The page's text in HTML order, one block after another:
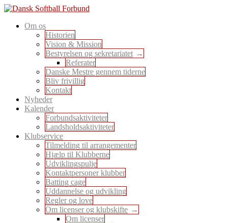
Skip
content
Dansk Softball Forbund
En sport for alle
Om os
Historien
Vision & Mission
Bestyrelsen og sekretariatet
Referater
Danske Mestre gennem tiderne
Bliv frivillig
Kontakt
Nyheder
Kalender
Forbundsaktiviteter
Landsholdsaktiviteter
Klubservice
Tilmelding til arrangementer
Hjælp til Klubberne
Udviklingspulje
Kontaktpersoner klubber
Batting cage
Uddannelse og udvikling
Regler og love
Om licenser og klubskifte
Om licenser